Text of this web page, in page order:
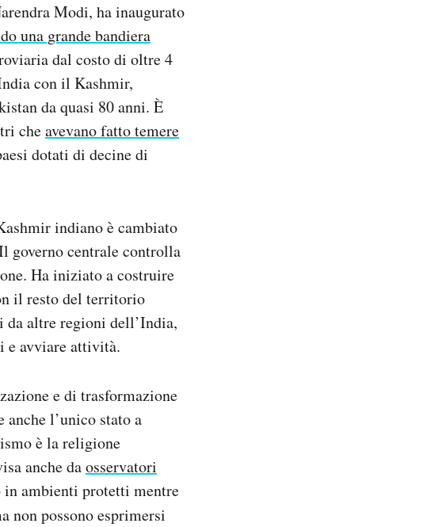
Modi, ha inaugurato
una grande bandiera
dal costo di oltre 4
con il Kashmir,
da quasi 80 anni. È
cheavevano fatto temere
dotati di decine di
indiano è cambiato
governo centrale controlla
Ha iniziato a costruire
il resto del territorio
altre regioni dell’India,
e avviare attività.
e di trasformazione
l’unico stato a
è la religione
anche daosservatori
ambienti protetti mentre
non possono esprimersi